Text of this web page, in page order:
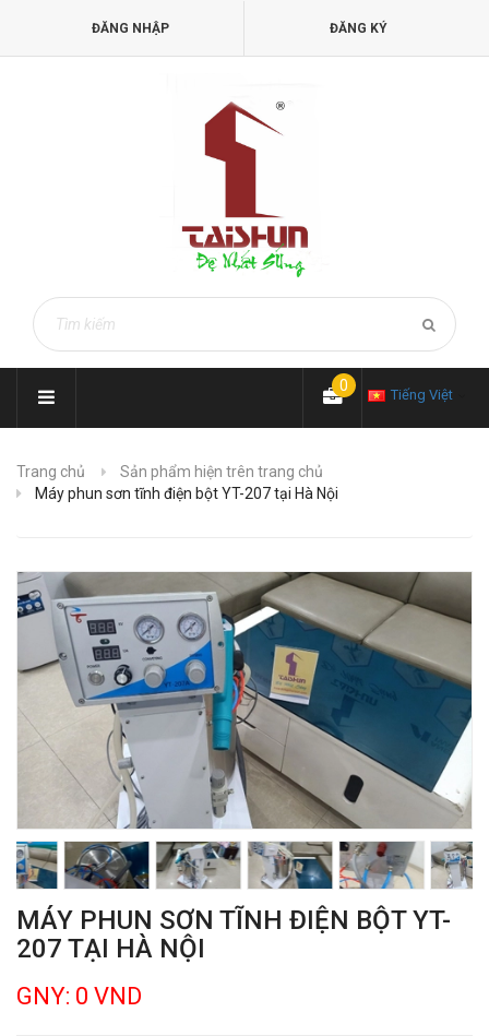
ĐĂNG NHẬP ĐĂNG KÝ
Tiếng Việt
0
Trang chủ
Sản phẩm hiện trên trang chủ
Máy phun sơn tĩnh điện bột YT-207 tại Hà Nội
MÁY PHUN SƠN TĨNH ĐIỆN BỘT YT-
207 TẠI HÀ NỘI
GNY: 0 VND